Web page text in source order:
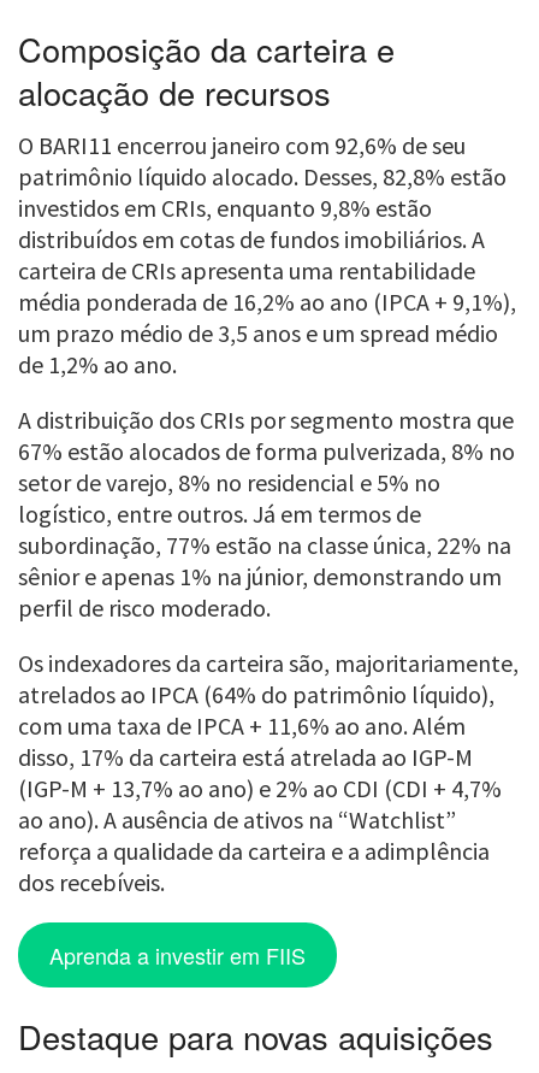
Composição da carteira e
alocação de recursos
O BARI11 encerrou janeiro com 92,6% de seu
patrimônio líquido alocado. Desses, 82,8% estão
investidos em CRIs, enquanto 9,8% estão
distribuídos em cotas de fundos imobiliários. A
carteira de CRIs apresenta uma rentabilidade
média ponderada de 16,2% ao ano (IPCA + 9,1%),
um prazo médio de 3,5 anos e um spread médio
de 1,2% ao ano.
A distribuição dos CRIs por segmento mostra que
67% estão alocados de forma pulverizada, 8% no
setor de varejo, 8% no residencial e 5% no
logístico, entre outros. Já em termos de
subordinação, 77% estão na classe única, 22% na
sênior e apenas 1% na júnior, demonstrando um
perfil de risco moderado.
Os indexadores da carteira são, majoritariamente,
atrelados ao IPCA (64% do patrimônio líquido),
com uma taxa de IPCA + 11,6% ao ano. Além
disso, 17% da carteira está atrelada ao IGP-M
(IGP-M + 13,7% ao ano) e 2% ao CDI (CDI + 4,7%
ao ano). A ausência de ativos na “Watchlist”
reforça a qualidade da carteira e a adimplência
dos recebíveis.
Aprenda a investir em FIIS
Destaque para novas aquisições